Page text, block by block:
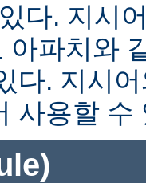
다. 지시
아파치와
다. 지시
사용할 수